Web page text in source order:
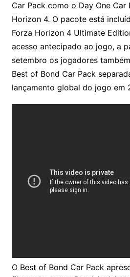
Car Pack como o Day One Car
Horizon 4. O pacote está
Forza Horizon 4 Ultimate
acesso antecipado ao jogo, a
setembro os jogadores
Best of Bond Car Pack
lançamento global do jogo em
O Best of Bond Car Pack